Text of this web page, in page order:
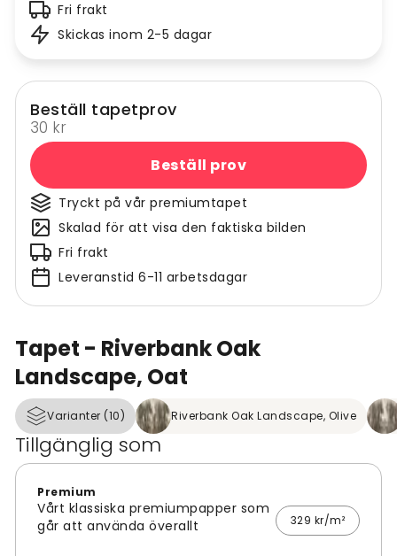
Tapet - Riverbank Oak
Landscape, Oat
Varianter (10) Riverbank Oak Landscape, Olive
Tillgänglig som
Premium
Vårt klassiska premiumpapper som
går att använda överallt
329 kr/m²
Fri frakt
Skickas inom 2-5 dagar
Beställ tapetprov
30 kr
Beställ prov
Tryckt på vår premiumtapet
Skalad för att visa den faktiska bilden
Fri frakt
Leveranstid 6-11 arbetsdagar